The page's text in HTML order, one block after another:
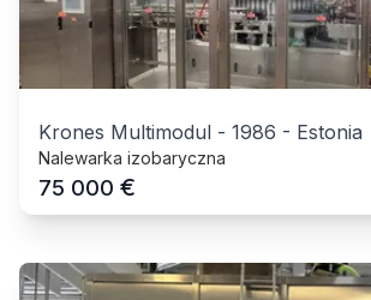
Krones Multimodul - 1986 - Estonia
Nalewarka izobaryczna
75 000 €